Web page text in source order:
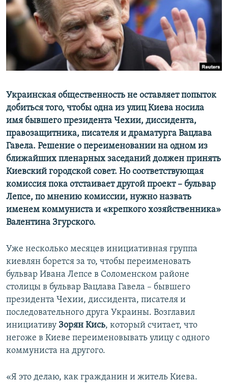
ПОБЕДИТЕЛЕЙ НЕ СУДЯТ?
КРЫМ.НЕПОКОРЕННЫЙ
ELIFBE
УКРАИНСКАЯ ПРОБЛЕМА КРЫМА
ПРИСОЕДИНЯЙТЕСЬ!
Украинская общественность не оставляет попыток
добиться того, чтобы одна из улиц Киева носила
имя бывшего президента Чехии, диссидента,
правозащитника, писателя и драматурга Вацлава
Гавела. Решение о переименовании на одном из
ближайших пленарных заседаний должен принять
Киевский городской совет. Но соответствующая
комиссия пока отстаивает другой проект – бульвар
Лепсе, по мнению комиссии, нужно назвать
именем коммуниста и «крепкого хозяйственника»
Валентина Згурского.
Уже несколько месяцев инициативная группа
киевлян борется за то, чтобы переименовать
бульвар Ивана Лепсе в Соломенском районе
столицы в бульвар Вацлава Гавела – бывшего
президента Чехии, диссидента, писателя и
последовательного друга Украины. Возглавил
инициативу Зорян Кись, который считает, что
негоже в Киеве переименовывать улицу с одного
коммуниста на другого.
«Я это делаю, как гражданин и житель Киева.